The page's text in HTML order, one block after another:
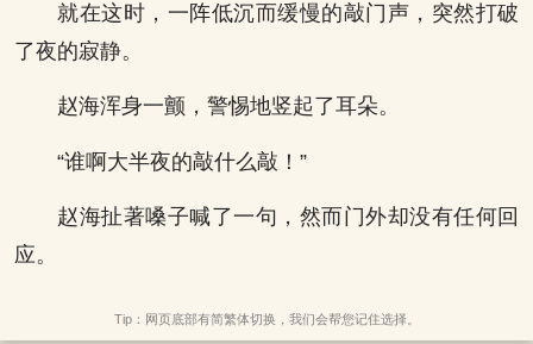
就在这时，一阵低沉而缓慢的敲门声，突然打破
了夜的寂静。
赵海浑身一颤，警惕地竖起了耳朵。
“谁啊大半夜的敲什么敲！”
赵海扯著嗓子喊了一句，然而门外却没有任何回
应。
Tip：网页底部有简繁体切换，我们会帮您记住选择。